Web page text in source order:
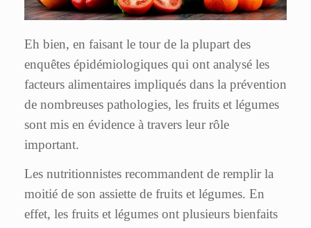
Eh bien, en faisant le tour de la plupart des
enquêtes épidémiologiques qui ont analysé les
facteurs alimentaires impliqués dans la prévention
de nombreuses pathologies, les fruits et légumes
sont mis en évidence à travers leur rôle
important.
Les nutritionnistes recommandent de remplir la
moitié de son assiette de fruits et légumes. En
effet, les fruits et légumes ont plusieurs bienfaits